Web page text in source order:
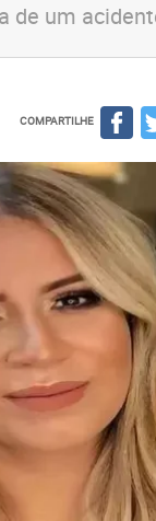
um
COMPARTILHE